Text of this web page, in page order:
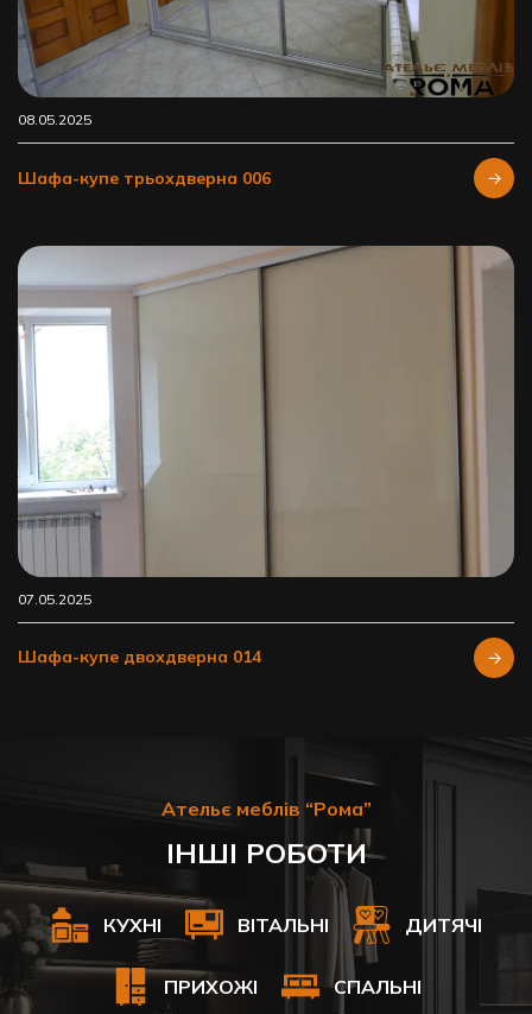
08.05.2025
Шафа-купе трьохдверна 006
07.05.2025
Шафа-купе двохдверна 014
Ательє меблів “Рома”
ІНШІ РОБОТИ
КУХНІ ВІТАЛЬНІ ДИТЯЧІ
ПРИХОЖІ СПАЛЬНІ